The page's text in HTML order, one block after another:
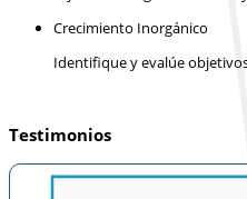
Crecimiento Inorgánico
Identifique y evalúe
Testimonios